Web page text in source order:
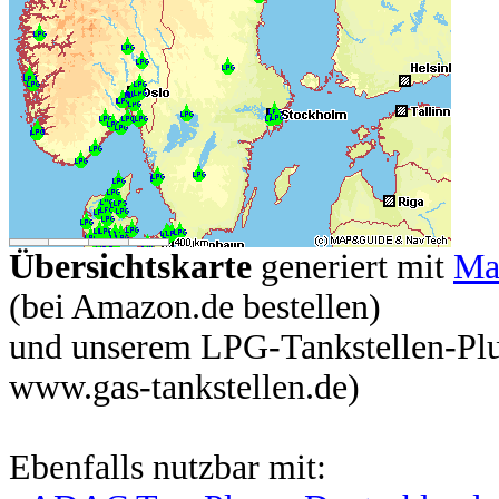
Übersichtskarte generiert mit
(bei Amazon.de bestellen)
und unserem LPG-Tankstellen-
www.gas-tankstellen.de)
Ebenfalls nutzbar mit: